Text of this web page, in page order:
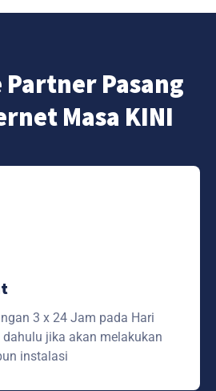
Pasang
Masa KINI
3 x 24 Jam pada Hari
jika akan melakukan
instalasi